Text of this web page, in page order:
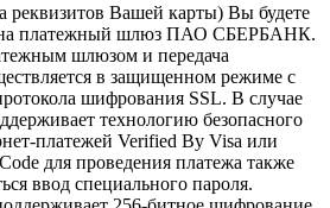
реквизитов Вашей карты) Вы будете
на платежный шлюз ПАО СБЕРБАНК.
шлюзом и передача
в защищенном режиме с
шифрования SSL. В случае
технологию безопасного
платежей Verified By Visa или
для проведения платежа также
ввод специального пароля.